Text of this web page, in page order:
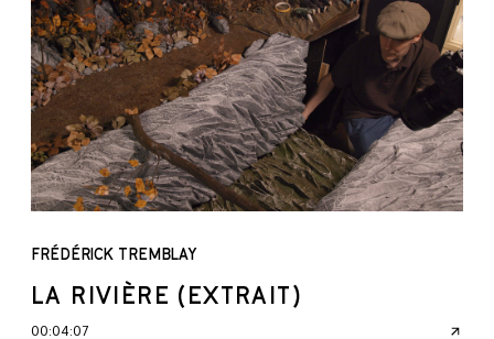
FRÉDÉRICK TREMBLAY
LA RIVIÈRE (EXTRAIT)
00:04:07